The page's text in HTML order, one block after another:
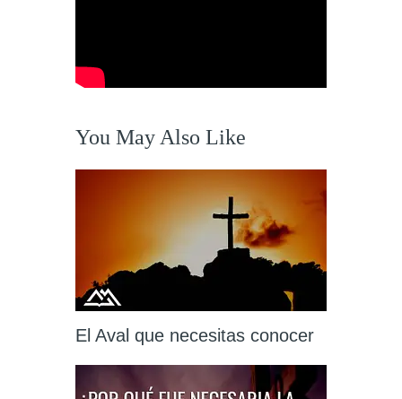
You May Also Like
El Aval que necesitas conocer